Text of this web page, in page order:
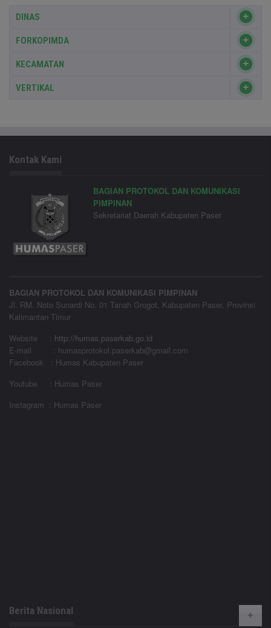
DINAS
FORKOPIMDA
KECAMATAN
VERTIKAL
Kontak Kami
BAGIAN PROTOKOL DAN KOMUNIKASI
PIMPINAN
Sekretariat Daerah Kabupaten Paser
BAGIAN PROTOKOL DAN KOMUNIKASI PIMPINAN
Jl. RM. Noto Sunardi No. 01 Tanah Grogot, Kabupaten Paser, Provinsi
Kalimantan Timur
Website
: http://humas.paserkab.go.id
E-mail : humasprotokol.paserkab@gmail.com
Facebook : Humas Kabupaten Paser
Youtube : Humas Paser
Instagram : Humas Paser
Berita Nasional